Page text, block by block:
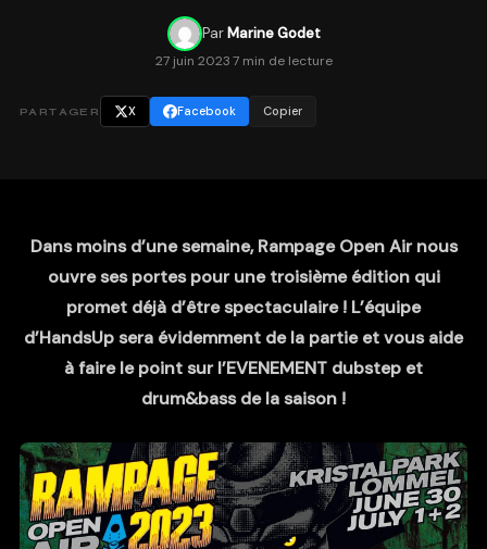
ParMarine Godet
27 juin 20237 min de lecture
PARTAGER X Facebook Copier
Dans moins d’une semaine, Rampage Open Air nous
ouvre ses portes pour une troisième édition qui
promet déjà d’être spectaculaire ! L’équipe
d’HandsUp sera évidemment de la partie et vous aide
à faire le point sur l’EVENEMENT dubstep et
drum&bass de la saison !